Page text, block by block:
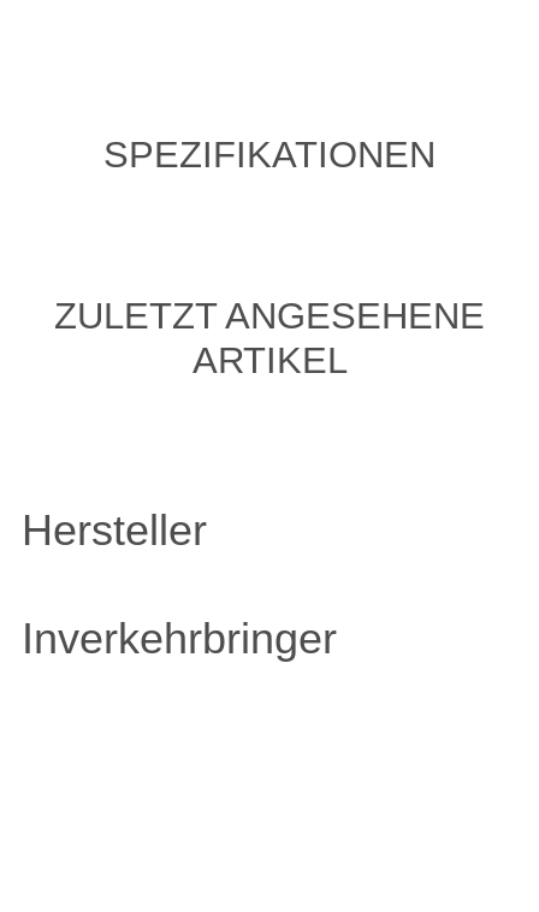
SPEZIFIKATIONEN
ZULETZT ANGESEHENE
ARTIKEL
Hersteller
Inverkehrbringer